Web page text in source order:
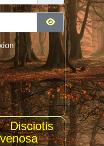
Afficher le
Disciotis
venosa